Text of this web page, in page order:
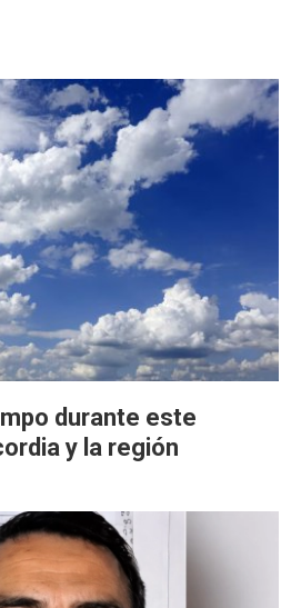
durante este
y la región